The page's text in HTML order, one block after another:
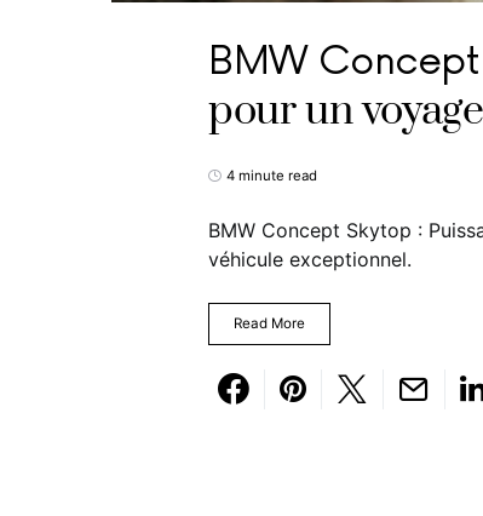
BMW
pour un
4 minute read
BMW Concept Skytop :
véhicule exceptionnel.
Read More